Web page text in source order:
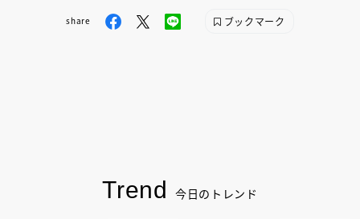
share ブックマーク
Trend 今日のトレンド